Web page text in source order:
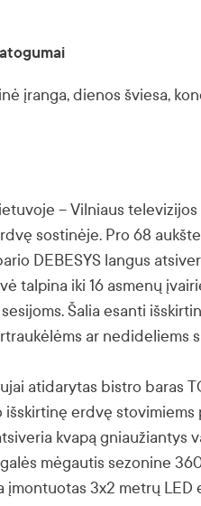
įranga, dienos šviesa,
– Vilniaus
sostinėje. Pro 68
DEBESYS langus
talpina iki 16 asmenų
Šalia esanti
ar nedideliems
atidarytas bistro baras
išskirtinę erdvę stovimiems
kvapą gniaužiantys
mėgautis sezonine
įmontuotas 3x2 metrų LED